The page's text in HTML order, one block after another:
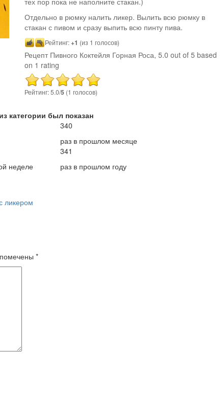
Отдельно в рюмку налить ликер. Вылить всю рюмку в
стакан с пивом и сразу выпить всю пинту пива.
Рейтинг:+1 (из 1 голосов)
Рецепт Пивного Коктейля Горная Роса, 5.0 out of 5 based
on 1 rating
Рейтинг: 5.0/5 (1 голосов)
категории был показан
340
раз в прошлом месяце
неделе
341
раз в прошлом году
ликером
*